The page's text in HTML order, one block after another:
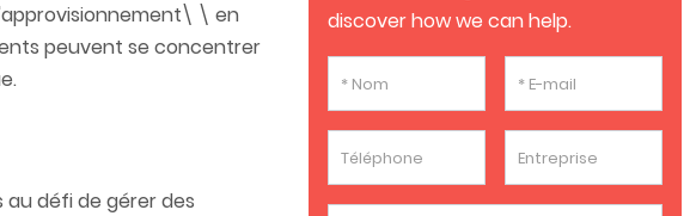
\ en
peuvent se concentrer
défi de gérer des
discover how we can help.